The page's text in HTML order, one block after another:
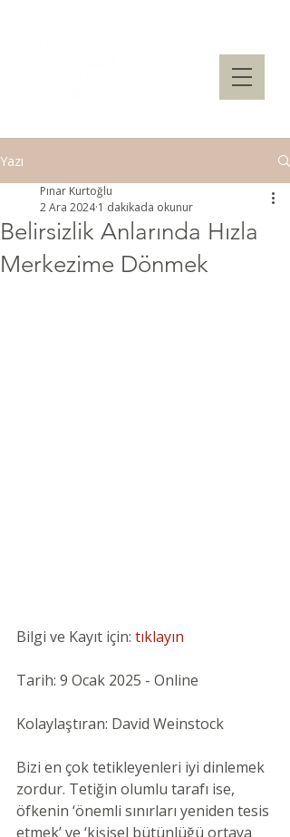
Yazı
Belirsizlik Anlarında Hızla
Merkezime Dönmek
Pınar Kurtoğlu
2 Ara 2024 1 dakikada okunur
Bilgi ve Kayıt için: tıklayın
Tarih: 9 Ocak 2025 - Online
Kolaylaştıran: David Weinstock
Bizi en çok tetikleyenleri iyi dinlemek
zordur. Tetiğin olumlu tarafı ise,
öfkenin ‘önemli sınırları yeniden tesis
etmek’ ve ‘kişisel bütünlüğü ortaya